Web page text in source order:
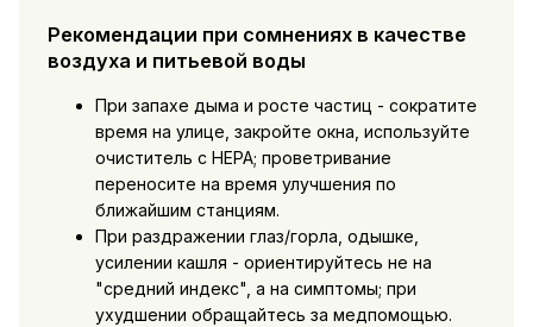
Рекомендации при сомнениях в качестве
воздуха и питьевой воды
При запахе дыма и росте частиц - сократите
время на улице, закройте окна, используйте
очиститель с HEPA; проветривание
переносите на время улучшения по
ближайшим станциям.
При раздражении глаз/горла, одышке,
усилении кашля - ориентируйтесь не на
"средний индекс", а на симптомы; при
ухудшении обращайтесь за медпомощью.